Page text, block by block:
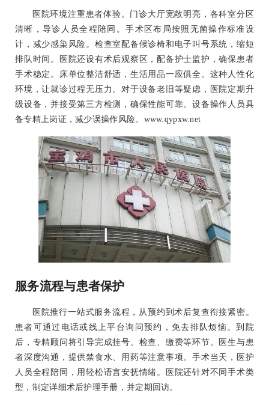
医院环境注重患者体验。门诊大厅宽敞明亮，各科室分区
清晰，导诊人员全程陪同。手术区布局按照无菌操作标准设
计，减少感染风险。检查室配备候诊椅和电子叫号系统，缩短
排队时间。医院还设有术后观察区，配备护士监护，确保患者
手术稳定。床单位整洁舒适，生活用品一应俱全。这种人性化
环境，让就诊过程无压力。对于设备老旧等疑虑，医院定期升
级设备，并接受第三方检测，确保性能可靠。设备操作人员具
备专精上岗证，减少误操作风险。www.qypxw.net
服务流程与患者保护
医院推行一站式服务流程，从预约到术后复查衔接紧密。
患者可通过电话或线上平台询问预约，免去排队烦恼。到院
后，专精顾问将引导完成挂号、检查、缴费等环节。医生与患
者深度沟通，提供禁食水、用药等注意事项。手术当天，医护
人员全程陪同，用轻松语言安抚情绪。医院还针对不同手术类
型，制定详细术后护理手册，并定期回访。